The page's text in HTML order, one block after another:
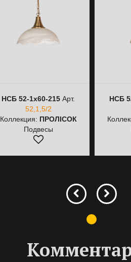
НСБ 52-1х60-215 Арт.
52,1,5/2
Коллекция: ПРОЛІСОК
Подвесы
НСБ